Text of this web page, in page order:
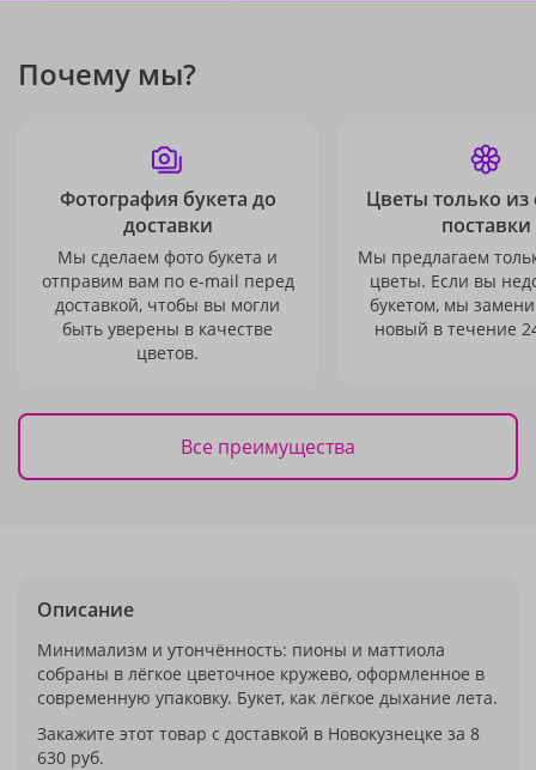
Почему мы?
Фотография букета до
доставки
Мы сделаем фото букета и
отправим вам по e-mail перед
доставкой, чтобы вы могли
быть уверены в качестве
цветов.
Цветы только из
поставки
Мы предлагаем
цветы. Если вы
букетом, мы
новый в течение
Все преимущества
Описание
Минимализм и утончённость: пионы и маттиола
собраны в лёгкое цветочное кружево, оформленное в
современную упаковку. Букет, как лёгкое дыхание лета.
Закажите этот товар с доставкой в Новокузнецке за 8
630 руб.